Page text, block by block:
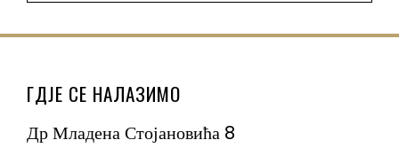
ГДЈЕ СЕ НАЛАЗИМО
Др Младена Стојановића 8